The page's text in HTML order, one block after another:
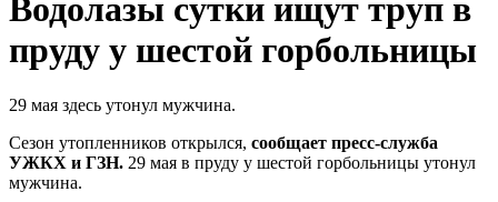
Водолазы сутки ищут труп в
пруду у шестой горбольницы
29 мая здесь утонул мужчина.
Сезон утопленников открылся, сообщает пресс-служба
УЖКХ и ГЗН. 29 мая в пруду у шестой горбольницы утонул
мужчина.